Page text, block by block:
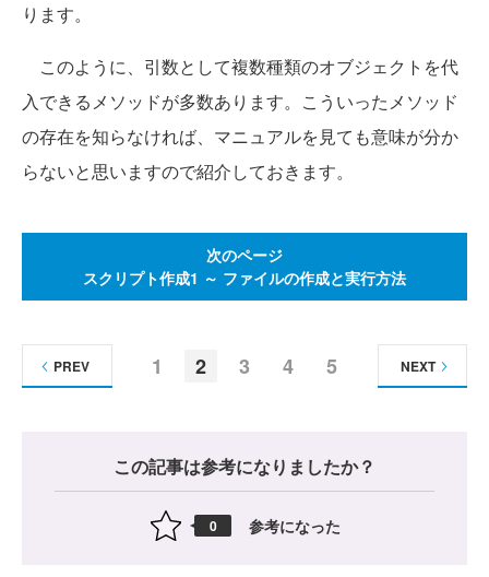
ります。
このように、引数として複数種類のオブジェクトを代
入できるメソッドが多数あります。こういったメソッド
の存在を知らなければ、マニュアルを見ても意味が分か
らないと思いますので紹介しておきます。
次のページ
スクリプト作成1 ～ ファイルの作成と実行方法
1 2 3 4 5
PREV NEXT
この記事は参考になりましたか？
0 参考になった